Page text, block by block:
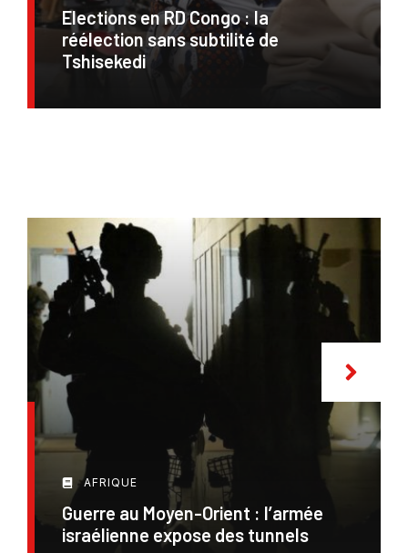
Elections en RD Congo : la
réélection sans subtilité de
Tshisekedi
AFRIQUE
Guerre au Moyen-Orient : l’armée
israélienne expose des tunnels